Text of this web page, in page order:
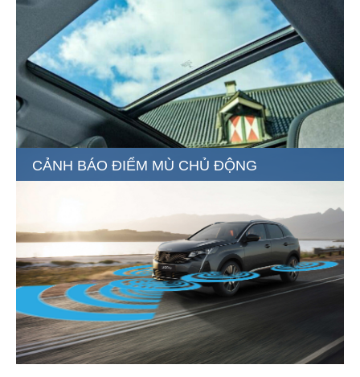
Ghế được bọc da phối họa tiết vải cao cấp, mang đến
không gian nội thất hài hòa, trẻ trung & năng động.
TIỆN ÍCH PHỤC VỤ TỐI ĐA
TIỆN ÍCH PHỤC VỤ TỐI ĐA NHU CẦU
SỬ DỤNG
Khoang nội thất thiết kế New i-Cockpit, mang đến tiện
nghi cho người dùng.
CẢNH BÁO ĐIỂM MÙ CHỦ ĐỘNG